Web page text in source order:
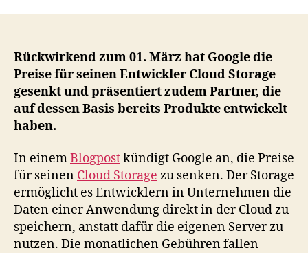
für
seinen
Cloud
Storage
Rückwirkend zum 01. März hat Google die
Preise für seinen Entwickler Cloud Storage
gesenkt und präsentiert zudem Partner, die
auf dessen Basis bereits Produkte entwickelt
haben.
In einemBlogpostkündigt Google an, die Preise
für seinen Cloud Storage zu senken. Der Storage
ermöglicht es Entwicklern in Unternehmen die
Daten einer Anwendung direkt in der Cloud zu
speichern, anstatt dafür die eigenen Server zu
nutzen. Die monatlichen Gebühren fallen